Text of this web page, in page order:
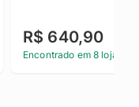
R$ 640,90
Encontrado em 8 lojas